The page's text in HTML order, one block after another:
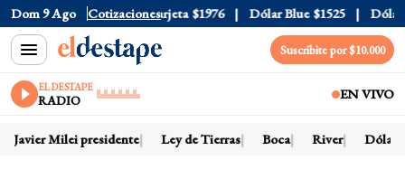
Dom 9 Ago Cotizaciones
$1520 Dólar Tarjeta $1976 Dólar Blue $1525 Dólar CCL
Suscribite por $10.000
EL DESTAPE
RADIO EN VIVO
Milei presidente Ley de Tierras Boca River Dólar hoy